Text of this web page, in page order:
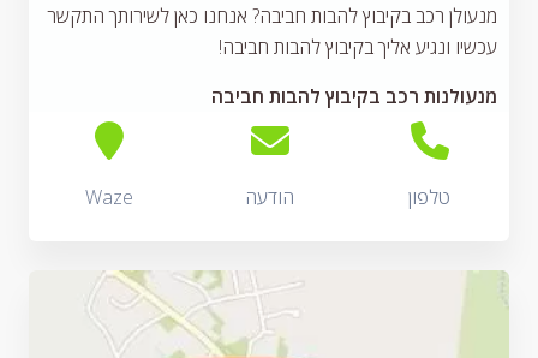
מנעולן רכב בקיבוץ להבות חביבה? אנחנו כאן לשירותך התקשר
עכשיו ונגיע אליך בקיבוץ להבות חביבה!
מנעולנות רכב בקיבוץ להבות חביבה
טלפון הודעה Waze